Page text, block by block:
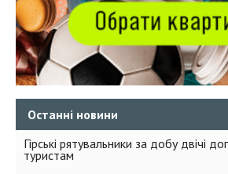
Останні новини
Гірські рятувальники за добу двічі
туристам